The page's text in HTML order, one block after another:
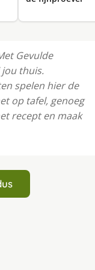
Gevulde
thuis.
spelen hier de
op tafel, genoeg
recept en maak